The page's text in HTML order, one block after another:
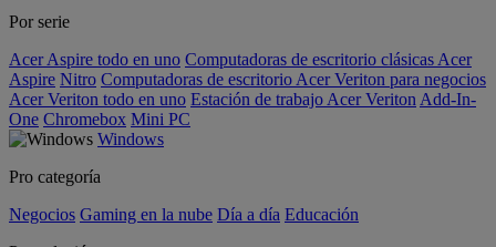
Por serie
Acer Aspire todo en uno Computadoras de escritorio clásicas Acer
Aspire Nitro Computadoras de escritorio Acer Veriton para negocios
Acer Veriton todo en uno Estación de trabajo Acer Veriton Add-In-
One Chromebox Mini PC
Windows
Pro categoría
Negocios Gaming en la nube Día a día Educación